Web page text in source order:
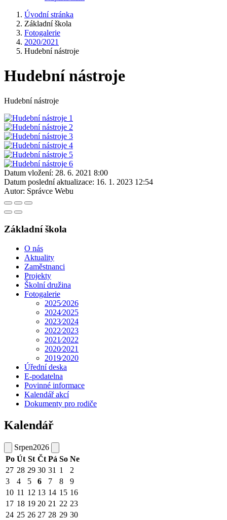
Úvodní stránka
Základní škola
Fotogalerie
2020/2021
Hudební nástroje
Hudební nástroje
Hudební nástroje
Datum vložení: 28. 6. 2021 8:00
Datum poslední aktualizace: 16. 1. 2023 12:54
Autor: Správce Webu
Základní škola
O nás
Aktuality
Zaměstnanci
Projekty
Školní družina
Fotogalerie
2025⁄2026
2024⁄2025
2023⁄2024
2022⁄2023
2021⁄2022
2020⁄2021
2019⁄2020
Úřední deska
E-podatelna
Povinné informace
Kalendář akcí
Dokumenty pro rodiče
Kalendář
Srpen2026
Po Út St Čt Pá So Ne
27 28 29 30 31 1
2
3
4 5 6 7 8
9
10 11 12 13 14 15 16
17 18 19 20 21 22 23
24 25 26 27 28 29 30